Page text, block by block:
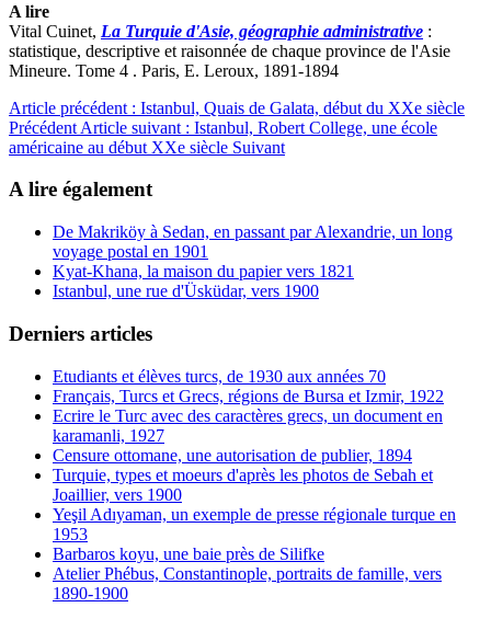
A lire
Vital Cuinet, La Turquie d'Asie, géographie administrative :
statistique, descriptive et raisonnée de chaque province de l'Asie
Mineure. Tome 4 . Paris, E. Leroux, 1891-1894
Article précédent : Istanbul, Quais de Galata, début du XXe siècle
Précédent Article suivant : Istanbul, Robert College, une école
américaine au début XXe siècle Suivant
A lire également
De Makriköy à Sedan, en passant par Alexandrie, un long
voyage postal en 1901
Kyat-Khana, la maison du papier vers 1821
Istanbul, une rue d'Üsküdar, vers 1900
Derniers articles
Etudiants et élèves turcs, de 1930 aux années 70
Français, Turcs et Grecs, régions de Bursa et Izmir, 1922
Ecrire le Turc avec des caractères grecs, un document en
karamanli, 1927
Censure ottomane, une autorisation de publier, 1894
Turquie, types et moeurs d'après les photos de Sebah et
Joaillier, vers 1900
Yeşil Adıyaman, un exemple de presse régionale turque en
1953
Barbaros koyu, une baie près de Silifke
Atelier Phébus, Constantinople, portraits de famille, vers
1890-1900